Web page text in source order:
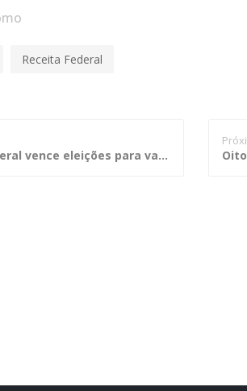
Receita Federal
Polícia Federal vence eleições para vaga no comitê executivo da Interpol